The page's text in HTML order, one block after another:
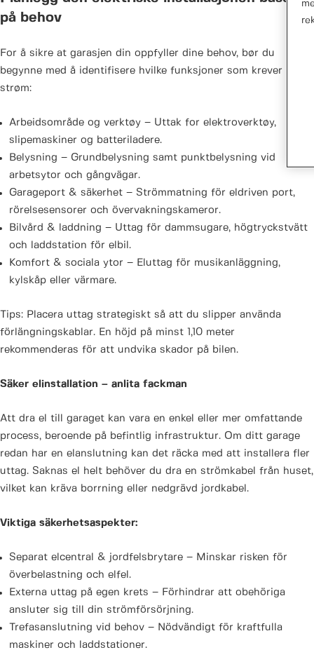
på behov
For å sikre at garasjen din oppfyller dine behov, bør du
begynne med å identifisere hvilke funksjoner som krever
strøm:
Arbeidsområde og verktøy – Uttak for elektroverktøy,
slipemaskiner og batteriladere.
Belysning – Grundbelysning samt punktbelysning vid
arbetsytor och gångvägar.
Garageport & säkerhet – Strömmatning för eldriven port,
rörelsesensorer och övervakningskameror.
Bilvård & laddning – Uttag för dammsugare, högtryckstvätt
och laddstation för elbil.
Komfort & sociala ytor – Eluttag för musikanläggning,
kylskåp eller värmare.
Tips: Placera uttag strategiskt så att du slipper använda
förlängningskablar. En höjd på minst 1,10 meter
rekommenderas för att undvika skador på bilen.
Säker elinstallation – anlita fackman
Att dra el till garaget kan vara en enkel eller mer omfattande
process, beroende på befintlig infrastruktur. Om ditt garage
redan har en elanslutning kan det räcka med att installera fler
uttag. Saknas el helt behöver du dra en strömkabel från huset,
vilket kan kräva borrning eller nedgrävd jordkabel.
Viktiga säkerhetsaspekter:
Separat elcentral & jordfelsbrytare – Minskar risken för
överbelastning och elfel.
Externa uttag på egen krets – Förhindrar att obehöriga
ansluter sig till din strömförsörjning.
Trefasanslutning vid behov – Nödvändigt för kraftfulla
maskiner och laddstationer.